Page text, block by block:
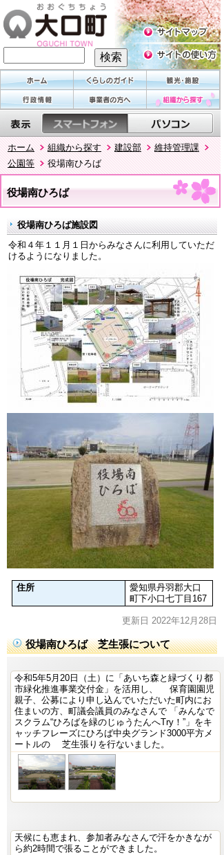
ホーム 組織から探す 建設部
維持管理課
公園等
役場南ひろば
役場南ひろば
役場南ひろば施設図
令和４年１１月１日からみなさんに利用していただ
けるようになりました。
住所
愛知県丹羽郡大口
町下小口七丁目167
更新日 2022年12月28日
役場南ひろば 芝生張について
令和5年5月20日（土）に「あいち森と緑づくり都
市緑化推進事業交付金」を活用し、 保育園園児
親子、公募により申し込んでいただいた町内にお
住まいの方、町議会議員のみなさんで 「みんなで
スクラム“ひろばを緑のじゅうたんへTry！”」をキ
ャッチフレーズにひろば中央グランド3000平方メ
ートルの 芝生張りを行ないました。
天候にも恵まれ、参加者みなさんで汗をかきなが
ら約2時間で張ることができました。